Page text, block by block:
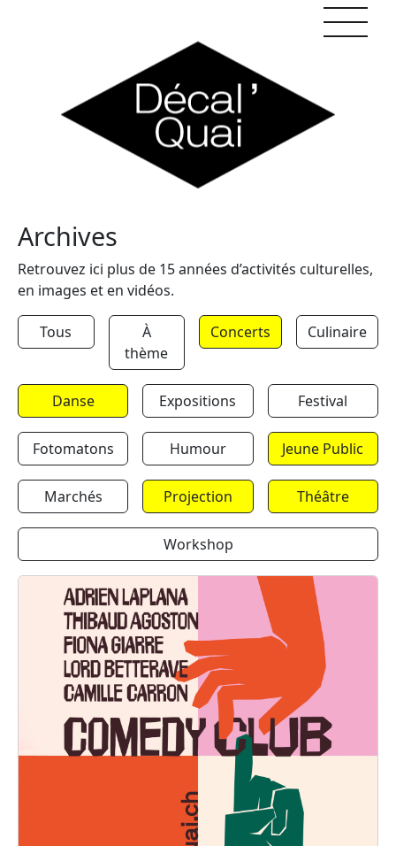
Archives
Retrouvez ici plus de 15 années d’activités culturelles,
en images et en vidéos.
Tous
À
thème
Concerts Culinaire
Danse Expositions Festival
Fotomatons Humour Jeune Public
Marchés Projection Théâtre
Workshop